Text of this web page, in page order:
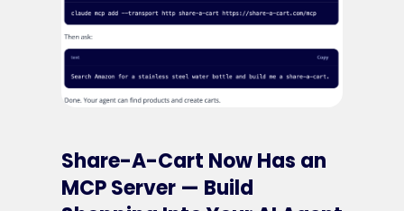
Share-A-Cart Now Has an
MCP Server — Build